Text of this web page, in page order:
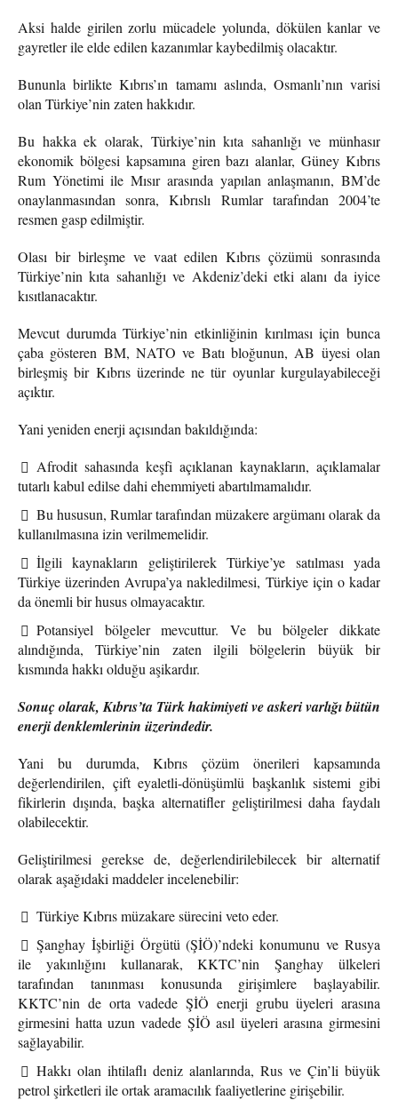
Aksi halde girilen zorlu mücadele yolunda, dökülen kanlar ve
gayretler ile elde edilen kazanımlar kaybedilmiş olacaktır.
Bununla birlikte Kıbrıs’ın tamamı aslında, Osmanlı’nın varisi
olan Türkiye’nin zaten hakkıdır.
Bu hakka ek olarak, Türkiye’nin kıta sahanlığı ve münhasır
ekonomik bölgesi kapsamına giren bazı alanlar, Güney Kıbrıs
Rum Yönetimi ile Mısır arasında yapılan anlaşmanın, BM’de
onaylanmasından sonra, Kıbrıslı Rumlar tarafından 2004’te
resmen gasp edilmiştir.
Olası bir birleşme ve vaat edilen Kıbrıs çözümü sonrasında
Türkiye’nin kıta sahanlığı ve Akdeniz’deki etki alanı da iyice
kısıtlanacaktır.
Mevcut durumda Türkiye’nin etkinliğinin kırılması için bunca
çaba gösteren BM, NATO ve Batı bloğunun, AB üyesi olan
birleşmiş bir Kıbrıs üzerinde ne tür oyunlar kurgulayabileceği
açıktır.
Yani yeniden enerji açısından bakıldığında:
Afrodit sahasında keşfi açıklanan kaynakların, açıklamalar
tutarlı kabul edilse dahi ehemmiyeti abartılmamalıdır.
Bu hususun, Rumlar tarafından müzakere argümanı olarak da
kullanılmasına izin verilmemelidir.
İlgili kaynakların geliştirilerek Türkiye’ye satılması yada
Türkiye üzerinden Avrupa’ya nakledilmesi, Türkiye için o kadar
da önemli bir husus olmayacaktır.
Potansiyel bölgeler mevcuttur. Ve bu bölgeler dikkate
alındığında, Türkiye’nin zaten ilgili bölgelerin büyük bir
kısmında hakkı olduğu aşikardır.
Sonuç olarak, Kıbrıs’ta Türk hakimiyeti ve askeri varlığı bütün
enerji denklemlerinin üzerindedir.
Yani bu durumda, Kıbrıs çözüm önerileri kapsamında
değerlendirilen, çift eyaletli-dönüşümlü başkanlık sistemi gibi
fikirlerin dışında, başka alternatifler geliştirilmesi daha faydalı
olabilecektir.
Geliştirilmesi gerekse de, değerlendirilebilecek bir alternatif
olarak aşağıdaki maddeler incelenebilir:
Türkiye Kıbrıs müzakare sürecini veto eder.
Şanghay İşbirliği Örgütü (ŞİÖ)’ndeki konumunu ve Rusya
ile yakınlığını kullanarak, KKTC’nin Şanghay ülkeleri
tarafından tanınması konusunda girişimlere başlayabilir.
KKTC’nin de orta vadede ŞİÖ enerji grubu üyeleri arasına
girmesini hatta uzun vadede ŞİÖ asıl üyeleri arasına girmesini
sağlayabilir.
Hakkı olan ihtilaflı deniz alanlarında, Rus ve Çin’li büyük
petrol şirketleri ile ortak aramacılık faaliyetlerine girişebilir.